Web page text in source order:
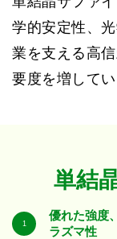
学的安定性、
業を支える高
要度を増してい
単結
1
優れた強度
ラズマ性